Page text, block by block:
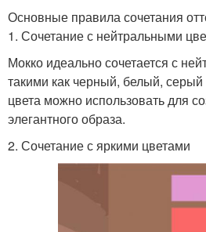
Основные правила сочетания
1. Сочетание с нейтральными
Мокко идеально сочетается с
такими как черный, белый,
цвета можно использовать для
элегантного образа.
2. Сочетание с яркими цветами